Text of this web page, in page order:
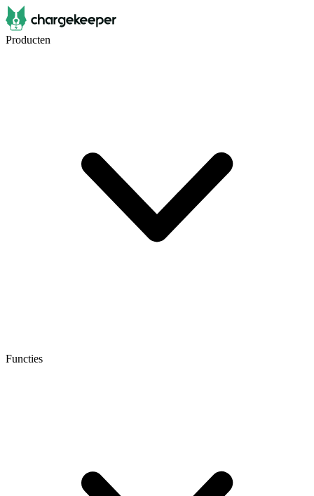
Producten
Functies